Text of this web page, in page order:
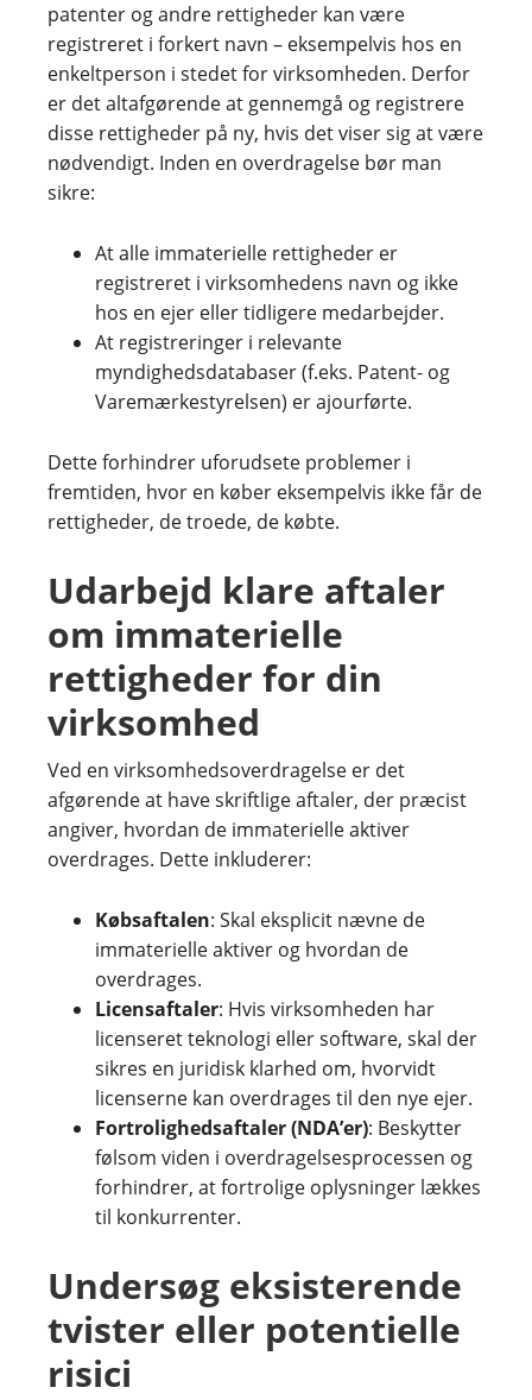
patenter og andre rettigheder kan være
registreret i forkert navn – eksempelvis hos en
enkeltperson i stedet for virksomheden. Derfor
er det altafgørende at gennemgå og registrere
disse rettigheder på ny, hvis det viser sig at være
nødvendigt. Inden en overdragelse bør man
sikre:
At alle immaterielle rettigheder er
registreret i virksomhedens navn og ikke
hos en ejer eller tidligere medarbejder.
At registreringer i relevante
myndighedsdatabaser (f.eks. Patent- og
Varemærkestyrelsen) er ajourførte.
Dette forhindrer uforudsete problemer i
fremtiden, hvor en køber eksempelvis ikke får de
rettigheder, de troede, de købte.
Udarbejd klare aftaler
om immaterielle
rettigheder for din
virksomhed
Ved en virksomhedsoverdragelse er det
afgørende at have skriftlige aftaler, der præcist
angiver, hvordan de immaterielle aktiver
overdrages. Dette inkluderer:
Købsaftalen: Skal eksplicit nævne de
immaterielle aktiver og hvordan de
overdrages.
Licensaftaler: Hvis virksomheden har
licenseret teknologi eller software, skal der
sikres en juridisk klarhed om, hvorvidt
licenserne kan overdrages til den nye ejer.
Fortrolighedsaftaler (NDA’er): Beskytter
følsom viden i overdragelsesprocessen og
forhindrer, at fortrolige oplysninger lækkes
til konkurrenter.
Undersøg eksisterende
tvister eller potentielle
risici